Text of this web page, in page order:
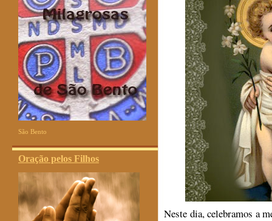
São Bento
Oração pelos Filhos
Neste dia, celebramos a